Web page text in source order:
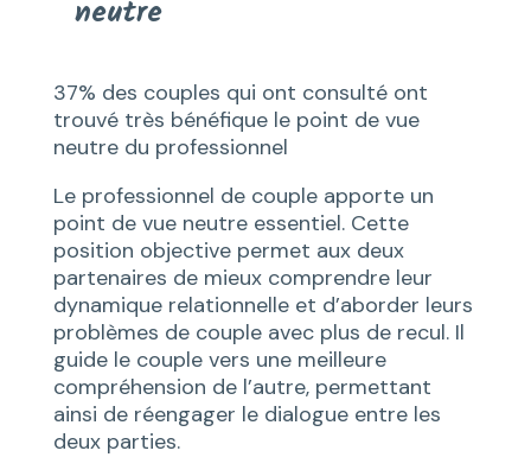
neutre
37% des couples qui ont consulté ont
trouvé très bénéfique le point de vue
neutre du professionnel
Le professionnel de couple apporte un
point de vue neutre essentiel. Cette
position objective permet aux deux
partenaires de mieux comprendre leur
dynamique relationnelle et d’aborder leurs
problèmes de couple avec plus de recul. Il
guide le couple vers une meilleure
compréhension de l’autre, permettant
ainsi de réengager le dialogue entre les
deux parties.